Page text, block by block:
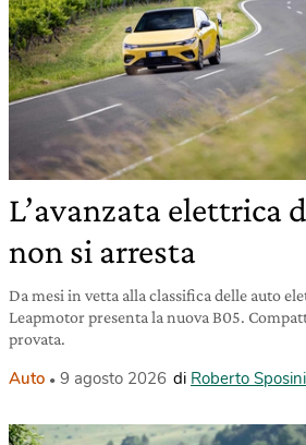
L’avanzata elettrica
non si arresta
Da mesi in vetta alla classifica delle auto
Leapmotor presenta la nuova B05.
provata.
Auto 9 agosto 2026 di Roberto Sposini